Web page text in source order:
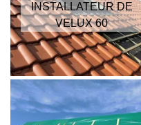
INSTALLATEUR DE
VELUX 60